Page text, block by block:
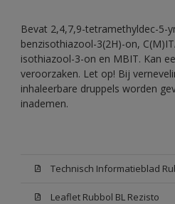
Bevat 2,4,7,9-tetramethyldec-5-
benzisothiazool-3(2H)-on,
isothiazool-3-on en MBIT. Kan
veroorzaken. Let op! Bij
inhaleerbare druppels worden
inademen.
Leaflet Rubbol BL Rezisto